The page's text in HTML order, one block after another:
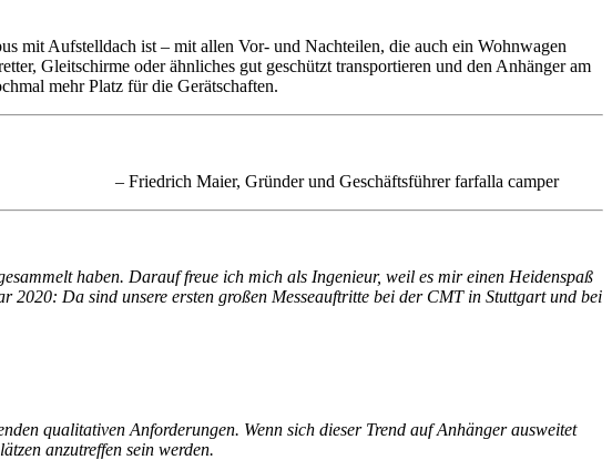
mit Aufstelldach ist – mit allen Vor- und Nachteilen, die auch ein Wohnwagen
Gleitschirme oder ähnliches gut geschützt transportieren und den Anhänger am
mehr Platz für die Gerätschaften.
– Friedrich Maier, Gründer und Geschäftsführer farfalla camper
haben. Darauf freue ich mich als Ingenieur, weil es mir einen Heidenspaß
Da sind unsere ersten großen Messeauftritte bei der CMT in Stuttgart und bei
qualitativen Anforderungen. Wenn sich dieser Trend auf Anhänger ausweitet
anzutreffen sein werden.